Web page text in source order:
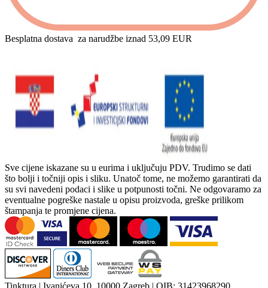
Besplatna dostava za narudžbe iznad 53,09 EUR
Sve cijene iskazane su u eurima i uključuju PDV. Trudimo se dati
što bolji i točniji opis i sliku. Unatoč tome, ne možemo garantirati da
su svi navedeni podaci i slike u potpunosti točni. Ne odgovaramo za
eventualne pogreške nastale u opisu proizvoda, greške prilikom
štampanja te promjene cijena.